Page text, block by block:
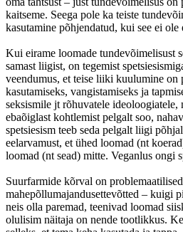
kaitseme. Seega pole ka teiste
kasutamine põhjendatud, kui see ei
Kui eirame loomade tundevõimelisust
samast liigist, on tegemist
veendumus, et teise liiki kuulumine on
kasutamiseks, vangistamiseks ja
seksismile jt rõhuvatele ideoloogiatele,
ebaõiglast kohtlemist pelgalt soo,
spetsiesism teeb seda pelgalt liigi
eelarvamust, et ühed loomad (nt
loomad (nt sead) mitte. Veganlus ongi
Suurfarmide kõrval on
mahepõllumajandusettevõtted – kuigi
neis olla paremad, teenivad loomad
olulisim näitaja on nende tootlikkus.